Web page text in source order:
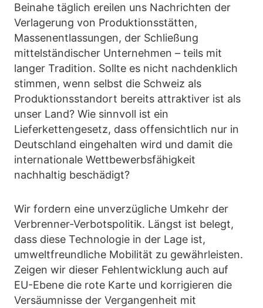
Beinahe täglich ereilen uns Nachrichten der
Verlagerung von Produktionsstätten,
Massenentlassungen, der Schließung
mittelständischer Unternehmen – teils mit
langer Tradition. Sollte es nicht nachdenklich
stimmen, wenn selbst die Schweiz als
Produktionsstandort bereits attraktiver ist als
unser Land? Wie sinnvoll ist ein
Lieferkettengesetz, dass offensichtlich nur in
Deutschland eingehalten wird und damit die
internationale Wettbewerbsfähigkeit
nachhaltig beschädigt?
Wir fordern eine unverzügliche Umkehr der
Verbrenner-Verbotspolitik. Längst ist belegt,
dass diese Technologie in der Lage ist,
umweltfreundliche Mobilität zu gewährleisten.
Zeigen wir dieser Fehlentwicklung auch auf
EU-Ebene die rote Karte und korrigieren die
Versäumnisse der Vergangenheit mit